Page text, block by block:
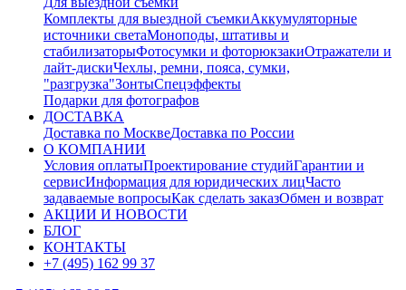
Комплекты для выездной съемкиАккумуляторные
источники светаМоноподы, штативы и
стабилизаторыФотосумки и фоторюкзакиОтражатели и
лайт-дискиЧехлы, ремни, пояса, сумки,
"разгрузка"ЗонтыСпецэффекты
Подарки для фотографов
ДОСТАВКА
Доставка по МосквеДоставка по России
О КОМПАНИИ
Условия оплатыПроектирование студийГарантии и
сервисИнформация для юридических лицЧасто
задаваемые вопросыКак сделать заказОбмен и возврат
АКЦИИ И НОВОСТИ
БЛОГ
КОНТАКТЫ
+7 (495) 162 99 37